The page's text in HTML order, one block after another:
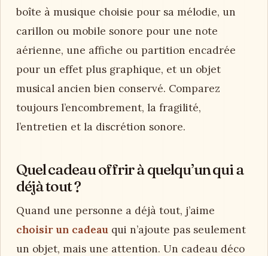
boîte à musique choisie pour sa mélodie, un
carillon ou mobile sonore pour une note
aérienne, une affiche ou partition encadrée
pour un effet plus graphique, et un objet
musical ancien bien conservé. Comparez
toujours l’encombrement, la fragilité,
l’entretien et la discrétion sonore.
Quel cadeau offrir à quelqu’un qui a
déjà tout ?
Quand une personne a déjà tout, j’aime
choisir un cadeau qui n’ajoute pas seulement
un objet, mais une attention. Un cadeau déco